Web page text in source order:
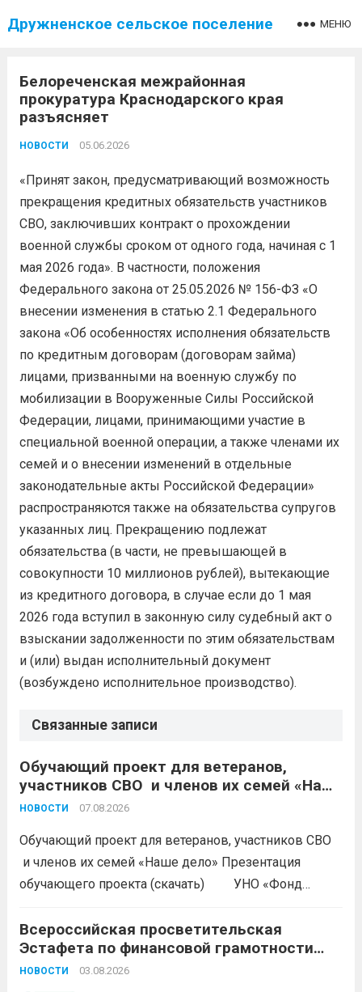
Дружненское сельское поселение МЕНЮ
Белореченская межрайонная
прокуратура Краснодарского края
разъясняет
НОВОСТИ 05.06.2026
«Принят закон, предусматривающий возможность
прекращения кредитных обязательств участников
СВО, заключивших контракт о прохождении
военной службы сроком от одного года, начиная с 1
мая 2026 года». В частности, положения
Федерального закона от 25.05.2026 № 156-ФЗ «О
внесении изменения в статью 2.1 Федерального
закона «Об особенностях исполнения обязательств
по кредитным договорам (договорам займа)
лицами, призванными на военную службу по
мобилизации в Вооруженные Силы Российской
Федерации, лицами, принимающими участие в
специальной военной операции, а также членами их
семей и о внесении изменений в отдельные
законодательные акты Российской Федерации»
распространяются также на обязательства супругов
указанных лиц. Прекращению подлежат
обязательства (в части, не превышающей в
совокупности 10 миллионов рублей), вытекающие
из кредитного договора, в случае если до 1 мая
2026 года вступил в законную силу судебный акт о
взыскании задолженности по этим обязательствам
и (или) выдан исполнительный документ
(возбуждено исполнительное производство).
Связанные записи
Обучающий проект для ветеранов,
участников СВО и членов их семей «Наше
дело»
НОВОСТИ 07.08.2026
Обучающий проект для ветеранов, участников СВО
и членов их семей «Наше дело» Презентация
обучающего проекта (скачать) УНО «Фонд
продолжается прием заявок на бесплатное участие в
обучающем проекте «Наше дело». Обучение
ориентировано на ветеранов боевых...
Всероссийская просветительская
Эстафета по финансовой грамотности
«Мои финансы»
НОВОСТИ 03.08.2026